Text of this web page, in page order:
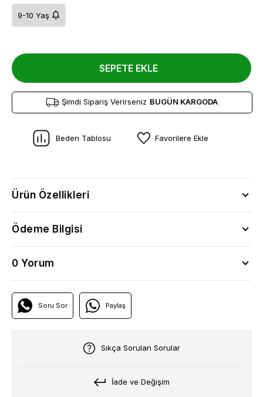
9-10 Yaş
SEPETE EKLE
Şimdi Sipariş Verirseniz BUGÜN KARGODA
Beden Tablosu Favorilere Ekle
Ürün Özellikleri
Ödeme Bilgisi
0 Yorum
Soru Sor Paylaş
Sıkça Sorulan Sorular
İade ve Değişim